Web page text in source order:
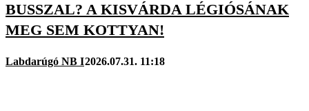
BUSSZAL? A KISVÁRDA LÉGIÓSÁNAK
MEG SEM KOTTYAN!
Labdarúgó NB I2026.07.31. 11:18